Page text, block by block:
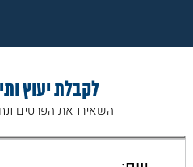
לקבלת יעוץ
השאירו את הפרטים